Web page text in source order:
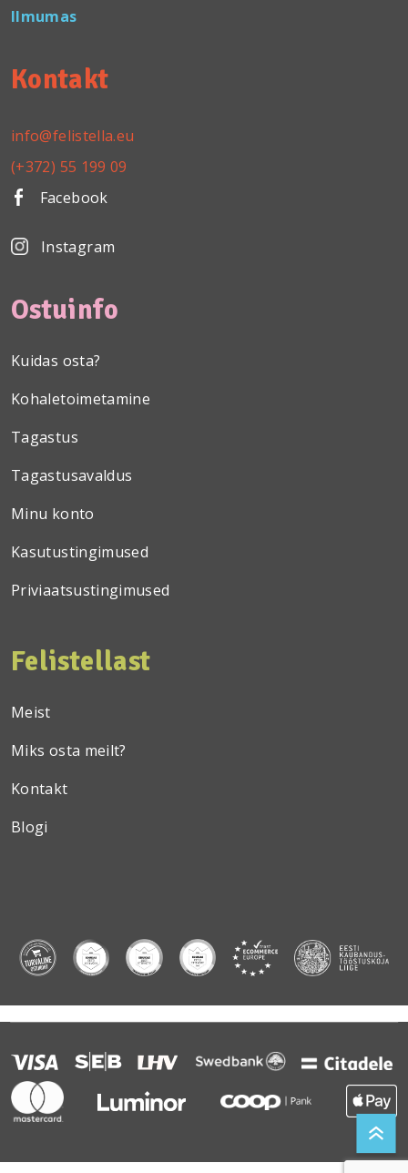
Ilmumas
Kontakt
info@felistella.eu
(+372) 55 199 09
Facebook
Instagram
Ostuinfo
Kuidas osta?
Kohaletoimetamine
Tagastus
Tagastusavaldus
Minu konto
Kasutustingimused
Priviaatsustingimused
Felistellast
Meist
Miks osta meilt?
Kontakt
Blogi